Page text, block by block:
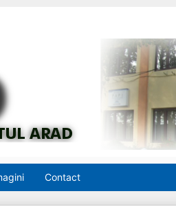
Contact